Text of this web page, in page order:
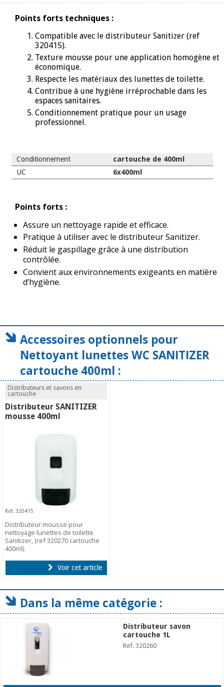
Points forts techniques :
Compatible avec le distributeur Sanitizer (ref
320415).
Texture mousse pour une application homogène et
économique.
Respecte les matériaux des lunettes de toilette.
Contribue à une hygiène irréprochable dans les
espaces sanitaires.
Conditionnement pratique pour un usage
professionnel.
Conditionnement
cartouche de 400ml
UC
6x400ml
Points forts :
Assure un nettoyage rapide et efficace.
Pratique à utiliser avec le distributeur Sanitizer.
Réduit le gaspillage grâce à une distribution
contrôlée.
Convient aux environnements exigeants en matière
d’hygiène.
Accessoires optionnels pour
Nettoyant lunettes WC SANITIZER
cartouche 400ml :
Distributeurs et savons en
cartouche
Distributeur SANITIZER
mousse 400ml
Ref. 320415
Distributeur mousse pour
nettoyage lunettes de toilette
Sanitizer, (ref 320270 cartouche
400ml).
Voir cet article
Dans la même catégorie :
Distributeur savon
cartouche 1L
Ref. 320260